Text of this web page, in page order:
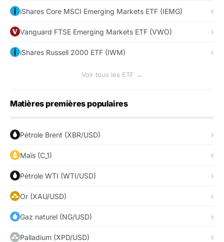
iShares Core MSCI Emerging Markets ETF (IEMG)
Vanguard FTSE Emerging Markets ETF (VWO)
iShares Russell 2000 ETF (IWM)
Voir tous les ETF →
Matières premières populaires
Pétrole Brent (XBR/USD)
Maïs (C_1)
Pétrole WTI (WTI/USD)
Or (XAU/USD)
Gaz naturel (NG/USD)
Palladium (XPD/USD)